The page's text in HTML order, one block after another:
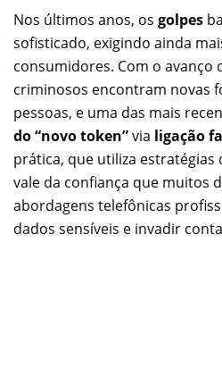
Nos últimos anos, os golpes
sofisticado, exigindo ainda
consumidores. Com o avanço
criminosos encontram novas
pessoas, e uma das mais
do “novo token”via ligação
prática, que utiliza estratégias
vale da confiança que muitos
abordagens telefônicas
dados sensíveis e invadir